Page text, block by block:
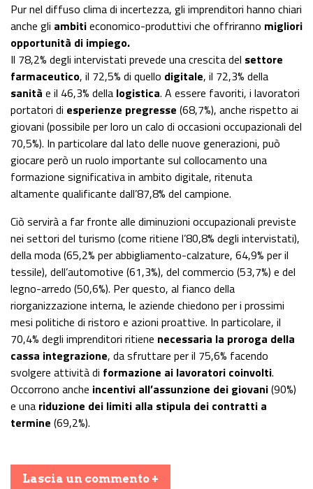
Pur nel diffuso clima di incertezza, gli imprenditori hanno chiari
anche gli ambitieconomico-produttivi che offriranno migliori
opportunità di impiego.
Il 78,2% degli intervistati prevede una crescita del settore
farmaceutico, il 72,5% di quello digitale, il 72,3% della
sanità e il 46,3% della logistica. A essere favoriti, i lavoratori
portatori di esperienze pregresse (68,7%), anche rispetto ai
giovani (possibile per loro un calo di occasioni occupazionali del
70,5%). In particolare dal lato delle nuove generazioni, può
giocare però un ruolo importante sul collocamento una
formazione significativa in ambito digitale, ritenuta
altamente qualificante dall’87,8% del campione.
Ciò servirà a far fronte alle diminuzioni occupazionali previste
nei settori del turismo (come ritiene l’80,8% degli intervistati),
della moda (65,2% per abbigliamento-calzature, 64,9% per il
tessile), dell’automotive (61,3%), del commercio (53,7%) e del
legno-arredo (50,6%). Per questo, al fianco della
riorganizzazione interna, le aziende chiedono per i prossimi
mesi politiche di ristoro e azioni proattive. In particolare, il
70,4% degli imprenditori ritiene necessaria la proroga della
cassa integrazione, da sfruttare per il 75,6% facendo
svolgere attività di formazione ai lavoratori coinvolti.
Occorrono anche incentivi all’assunzione dei giovani(90%)
e una riduzione dei limiti alla stipula dei contratti a
termine (69,2%).
Lascia un commento +